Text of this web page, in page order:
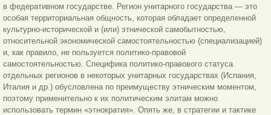
в федеративном государстве. Регион унитарного государства — это
особая территориальная общность, которая обладает определенной
культурно-исторической и (или) этнической самобытностью,
относительной экономической самостоятельностью (специализацией)
и, как правило, не пользуется политико-правовой
самостоятельностью. Специфика политико-правового статуса
отдельных регионов в некоторых унитарных государствах (Испания,
Италия и др.) обусловлена по преимуществу этническим моментом,
поэтому применительно к их политическим элитам можно
использовать термин «этнократия». Опять же, в стратегии и тактике